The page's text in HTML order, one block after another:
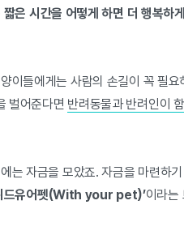
짧은 시간을 어떻게 하면 더 행복하
이들에게는 사람의 손길이 꼭 필
벌어준다면 반려동물과 반려인이
는 자금을 모았죠. 자금을 마련하
드유어펫(With your pet)’이라는